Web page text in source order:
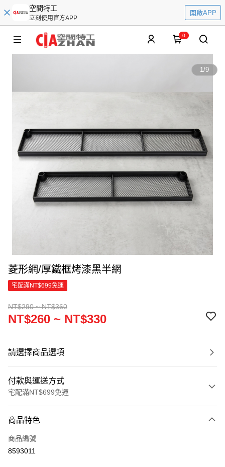
空間特工
立刻使用官方APP
開啟APP
0
1/9
菱形網/厚鐵框烤漆黑半網
宅配滿NT$699免運
NT$290 ~ NT$360
NT$260 ~ NT$330
請選擇商品選項
付款與運送方式
宅配滿NT$699免運
信用卡一次付款
信用卡分期付款
商品特色
商品編號
8593011